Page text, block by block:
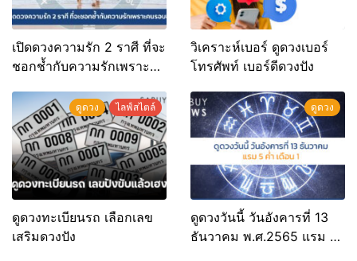
เปิดดวงความรัก 2 ราศี ที่จะ
ชอกช้ำกับความรักเพราะ
วิเคราะห์เบอร์ ดูดวงเบอร์
โทรศัพท์ เบอร์ดีดวงปัง
ดูดวง ไลฟ์สไตล์
ดูดวงทะเบียนรถ เลือกเลข
เสริมดวงปัง
ดูดวง
ดูดวงวันนี้ วันอังคารที่ 13
ธันวาคม พ.ศ.2565 แรม 5